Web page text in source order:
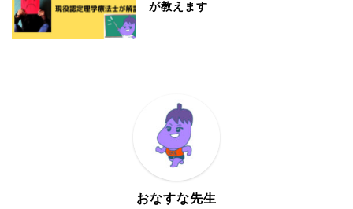
が教えます
おなすな先生